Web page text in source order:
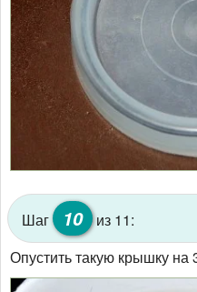
Шаг 10 из 11:
Опустить такую крышку на